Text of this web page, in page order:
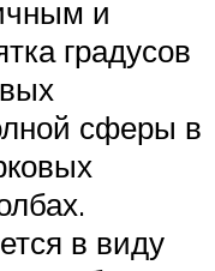
и
градусов
сферы в
в виду